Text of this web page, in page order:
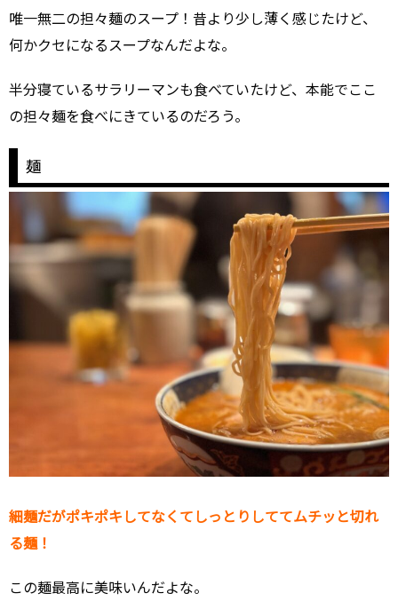
唯一無二の担々麺のスープ！昔より少し薄く感じたけど、
何かクセになるスープなんだよな。
半分寝ているサラリーマンも食べていたけど、本能でここ
の担々麺を食べにきているのだろう。
麺
細麺だがポキポキしてなくてしっとりしててムチッと切れ
る麺！
この麺最高に美味いんだよな。